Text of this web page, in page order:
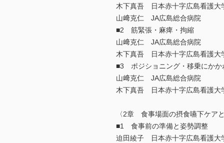
木下真吾 日本赤十字広島看護大
山﨑克仁 JA広島総合病院
■2 筋緊張・麻痺・拘縮
山﨑克仁 JA広島総合病院
木下真吾 日本赤十字広島看護大
■3 ポジショニング・移乗にかか
山﨑克仁 JA広島総合病院
木下真吾 日本赤十字広島看護大
〈2章 食事場面の摂食嚥下ケア
■1 食事前の準備と姿勢調整
迫田綾子 日本赤十字広島看護大